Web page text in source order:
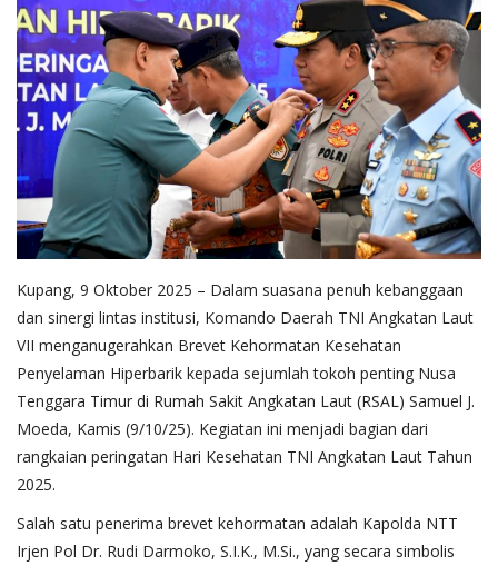
Link Polda NTT
Kupang, 9 Oktober 2025 – Dalam suasana penuh kebanggaan
dan sinergi lintas institusi, Komando Daerah TNI Angkatan Laut
VII menganugerahkan Brevet Kehormatan Kesehatan
Penyelaman Hiperbarik kepada sejumlah tokoh penting Nusa
Tenggara Timur di Rumah Sakit Angkatan Laut (RSAL) Samuel J.
Moeda, Kamis (9/10/25). Kegiatan ini menjadi bagian dari
rangkaian peringatan Hari Kesehatan TNI Angkatan Laut Tahun
2025.
Salah satu penerima brevet kehormatan adalah Kapolda NTT
Irjen Pol Dr. Rudi Darmoko, S.I.K., M.Si., yang secara simbolis